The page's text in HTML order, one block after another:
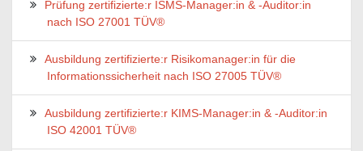
Prüfung zertifizierte:r ISMS-Manager:in & -Auditor:in
nach ISO 27001 TÜV®
Ausbildung zertifizierte:r Risikomanager:in für die
Informationssicherheit nach ISO 27005 TÜV®
Ausbildung zertifizierte:r KIMS-Manager:in & -Auditor:in
ISO 42001 TÜV®